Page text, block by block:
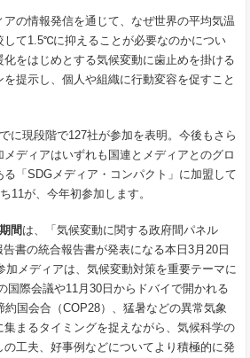
の情報発信を通じて、なぜ世界の平均気温
して1.5℃に抑えることが必要なのかについ
をはじめとする気候変動に歯止めを掛ける
提示し、個人や組織に行動変容を促すこと
に現段階で127社が参加を表明。今後もさら
ディアはいずれも国連とメディアとのグロ
「SDGメディア・コンパクト」に加盟して
11が、今年初参加します。
間は、「気候変動に関する政府間パネル
告書の統合報告書が発表になる本日3月20日
加メディアは、気候変動対策を重要テーマに
国際会議や11月30日からドバイで開かれる
国会合（COP28）、猛暑などの異常気象
まるタイミングを捉えながら、気候科学の
工夫、好事例などについてより積極的に発